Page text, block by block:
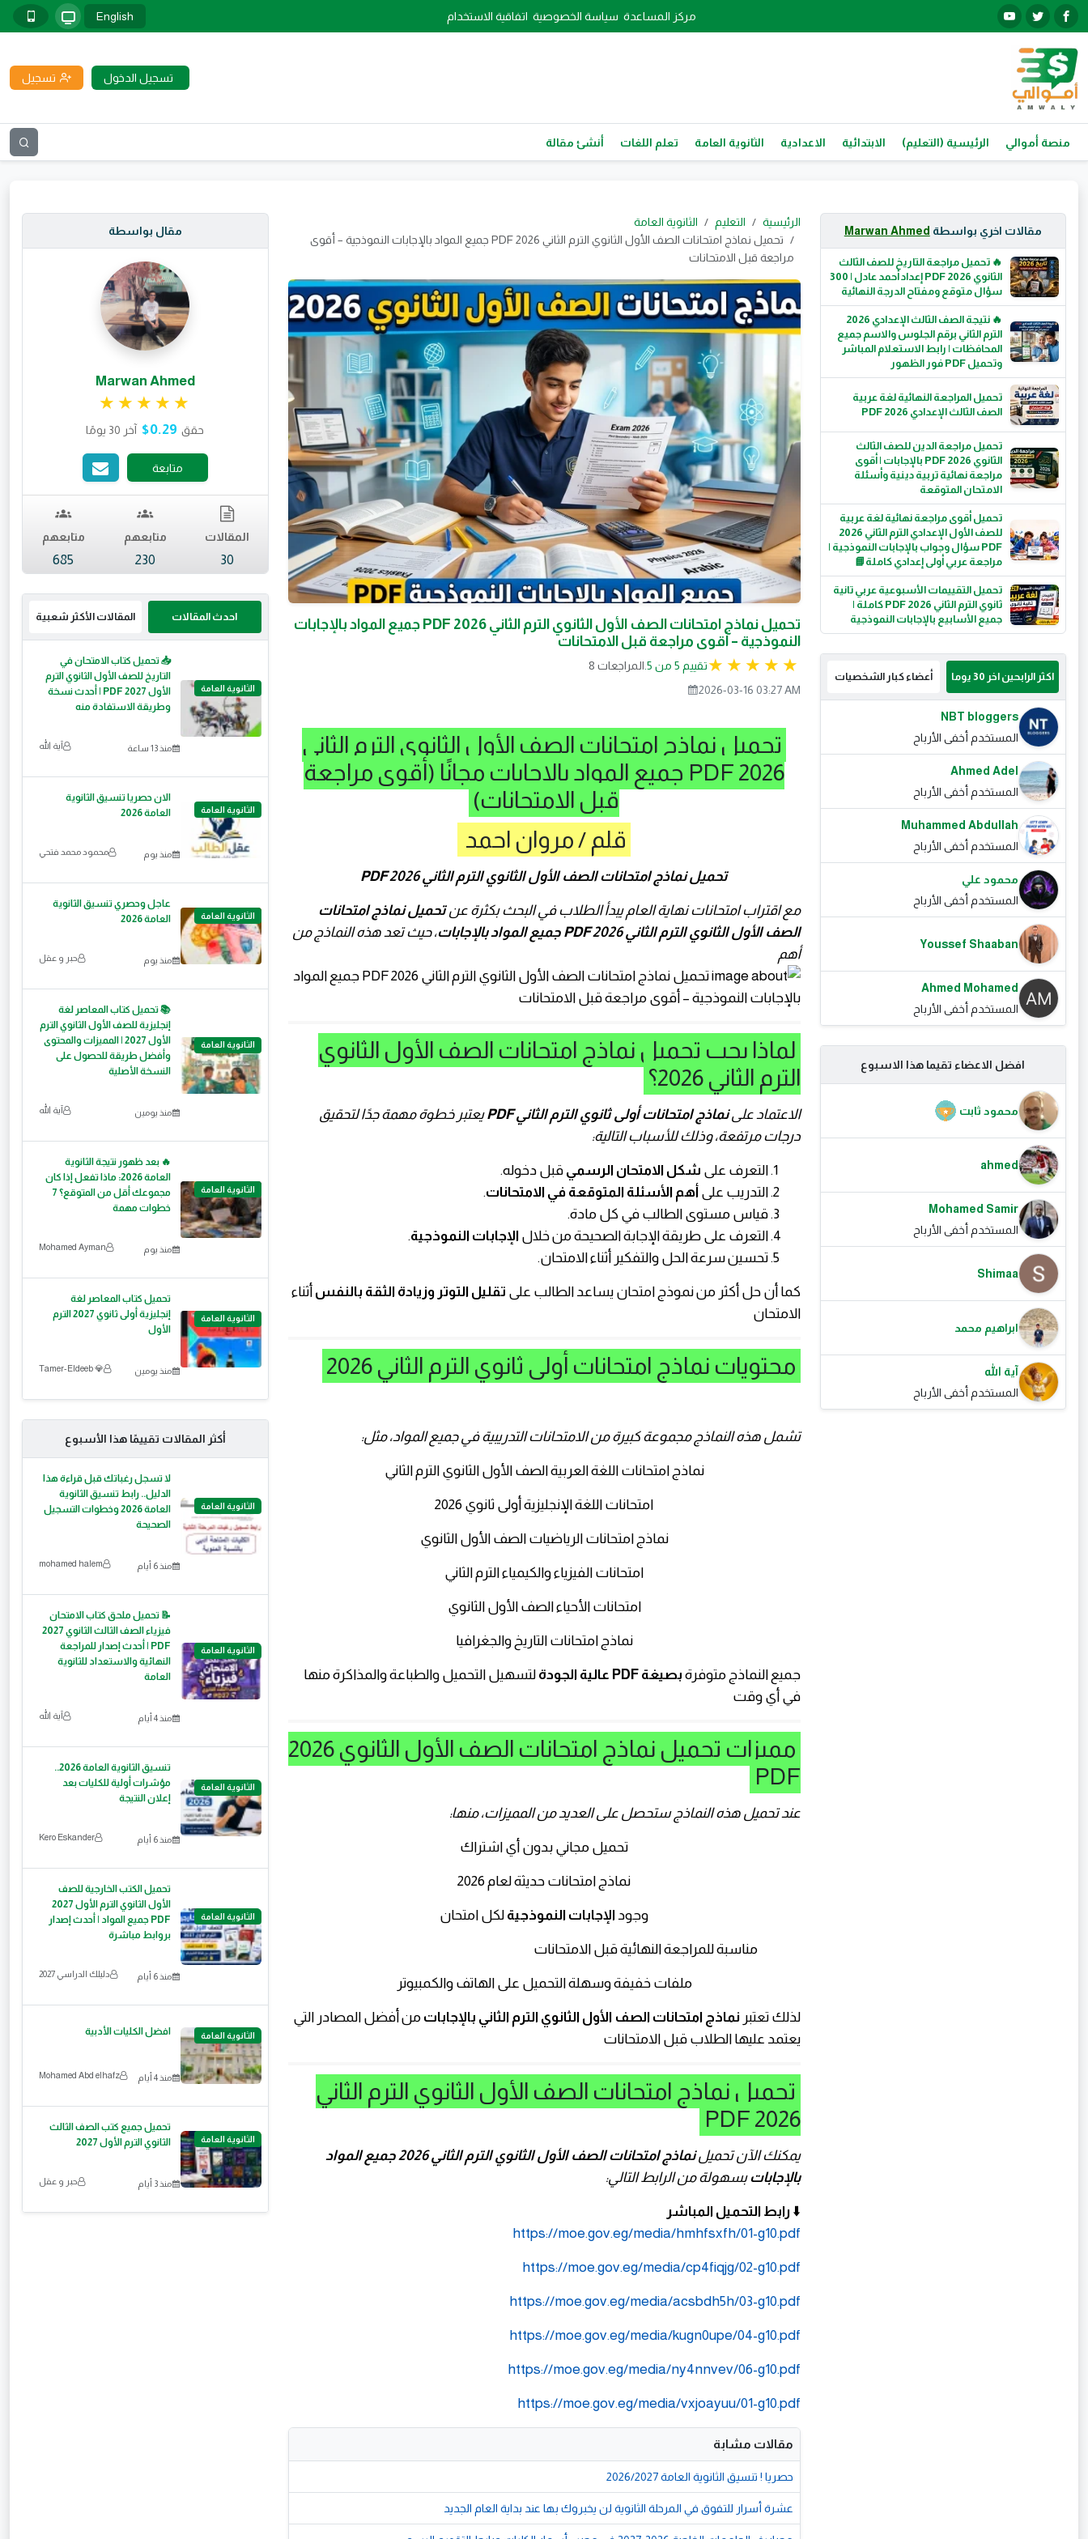
مركز المساعدة سياسة الخصوصية اتفاقية الاستخدام English
تسجيل الدخول تسجيل
منصة أموالي الرئيسية (التعليم) الابتدائية الاعدادية الثانوية العامة تعلم اللغات أنشئ مقالة
مقالات اخري بواسطة Marwan Ahmed
🔥 تحميل مراجعة التاريخ للصف الثالث
الثانوي 2026 PDF إعداد أحمد عادل | 300
سؤال متوقع ومفتاح الدرجة النهائية
🔥 نتيجة الصف الثالث الإعدادي 2026
الترم الثاني برقم الجلوس والاسم جميع
المحافظات | رابط الاستعلام المباشر
وتحميل PDF فور الظهور
تحميل المراجعة النهائية لغة عربية
الصف الثالث الإعدادي 2026 PDF
تحميل مراجعة الدين للصف الثالث
الثانوي 2026 PDF بالإجابات | أقوى
مراجعة نهائية تربية دينية وأسئلة
الامتحان المتوقعة
تحميل أقوى مراجعة نهائية لغة عربية
للصف الأول الإعدادي الترم الثاني 2026
PDF سؤال وجواب بالإجابات النموذجية |
مراجعة عربي أولى إعدادي كاملة📘
تحميل التقييمات الأسبوعية عربي تانية
ثانوي الترم الثاني 2026 PDF كاملة |
جميع الأسابيع بالإجابات النموذجية
اكثر الرابحين اخر 30 يوما أعضاء كبار الشخصيات
NBT bloggers
المستخدم أخفى الأرباح
Ahmed Adel
المستخدم أخفى الأرباح
Muhammed Abdullah
المستخدم أخفى الأرباح
محمود علي
المستخدم أخفى الأرباح
Youssef Shaaban
Ahmed Mohamed
المستخدم أخفى الأرباح
افضل الاعضاء تقيما هذا الاسبوع
محمود ثابت
ahmed
Mohamed Samir
المستخدم أخفى الأرباح
Shimaa
ابراهيم محمد
آية الله
المستخدم أخفى الأرباح
الرئيسية التعليم
الثانوية العامة
تحميل نماذج امتحانات الصف الأول الثانوي الترم الثاني 2026 PDF جميع المواد بالإجابات النموذجية – أقوى
مراجعة قبل الامتحانات
تحميل نماذج امتحانات الصف الأول الثانوي الترم الثاني 2026 PDF جميع المواد بالإجابات
النموذجية – أقوى مراجعة قبل الامتحانات
تقييم 5 من 5.
8 المراجعات
2026-03-16 03:27 AM
تحميل نماذج امتحانات الصف الأول الثانوي الترم الثاني
2026 PDF جميع المواد بالإجابات مجانًا (أقوى مراجعة
قبل الامتحانات)
قلم / مروان احمد
تحميل نماذج امتحانات الصف الأول الثانوي الترم الثاني 2026 PDF
مع اقتراب امتحانات نهاية العام يبدأ الطلاب في البحث بكثرة عنتحميل نماذج امتحانات
الصف الأول الثانوي الترم الثاني 2026 PDF جميع المواد بالإجابات
، حيث تعد هذه النماذج من
أهم
لماذا يجب تحميل نماذج امتحانات الصف الأول الثانوي
الترم الثاني 2026؟
الاعتماد علىنماذج امتحانات أولى ثانوي الترم الثاني PDF
يعتبر خطوة مهمة جدًا لتحقيق
درجات مرتفعة، وذلك للأسباب التالية:
التعرف على شكل الامتحان الرسمي قبل دخوله.
التدريب علىأهم الأسئلة المتوقعة في الامتحانات.
قياس مستوى الطالب في كل مادة.
التعرف على طريقة الإجابة الصحيحة من خلالالإجابات النموذجية.
تحسين سرعة الحل والتفكير أثناء الامتحان.
كما أن حل أكثر من نموذج امتحان يساعد الطالب على تقليل التوتر وزيادة الثقة بالنفس أثناء
الامتحان
محتويات نماذج امتحانات أولى ثانوي الترم الثاني 2026
تشمل هذه النماذج مجموعة كبيرة من الامتحانات التدريبية في جميع المواد، مثل:
نماذج امتحانات اللغة العربية الصف الأول الثانوي الترم الثاني
امتحانات اللغة الإنجليزية أولى ثانوي 2026
نماذج امتحانات الرياضيات الصف الأول الثانوي
امتحانات الفيزياء والكيمياء الترم الثاني
امتحانات الأحياء الصف الأول الثانوي
نماذج امتحانات التاريخ والجغرافيا
جميع النماذج متوفرة بصيغة PDF عالية الجودة
لتسهيل التحميل والطباعة والمذاكرة منها
في أي وقت
مميزات تحميل نماذج امتحانات الصف الأول الثانوي 2026
PDF
عند تحميل هذه النماذج ستحصل على العديد من المميزات، منها:
تحميل مجاني بدون أي اشتراك
نماذج امتحانات حديثة لعام 2026
وجود الإجابات النموذجية لكل امتحان
مناسبة للمراجعة النهائية قبل الامتحانات
ملفات خفيفة وسهلة التحميل على الهاتف والكمبيوتر
لذلك تعتبرنماذج امتحانات الصف الأول الثانوي الترم الثاني بالإجابات من أفضل المصادر التي
يعتمد عليها الطلاب قبل الامتحانات
تحميل نماذج امتحانات الصف الأول الثانوي الترم الثاني
2026 PDF
يمكنك الآن تحميل
نماذج امتحانات الصف الأول الثانوي الترم الثاني 2026 جميع المواد
بالإجاباتبسهولة من الرابط التالي:
⬇️رابط التحميل المباشر
https://moe.gov.eg/media/hmhfsxfh/01-g10.pdf
https://moe.gov.eg/media/cp4fiqjg/02-g10.pdf
https://moe.gov.eg/media/acsbdh5h/03-g10.pdf
https://moe.gov.eg/media/kugn0upe/04-g10.pdf
https://moe.gov.eg/media/ny4nnvev/06-g10.pdf
https://moe.gov.eg/media/vxjoayuu/01-g10.pdf
مقالات مشابة
حصريا ! تنسيق الثانوية العامة 2026/2027
عشرة أسرار للتفوق في المرحلة الثانوية لن يخبروك بها عند بداية العام الجديد
مقال بواسطة
Marwan Ahmed
تقييم 4.99 من 5.
حقق $0.29 آخر 30 يومًا
متابعة
المقالات
30
متابعهم
230
متابعهم
685
احدث المقالات المقالات الأكثر شعبية
الثانوية العامة
📥 تحميل كتاب الامتحان في
التاريخ للصف الأول الثانوي الترم
الأول 2027 PDF | أحدث نسخة
وطريقة الاستفادة منه
منذ 13 ساعة آية الله
الثانوية العامة
الان حصريا تنسيق الثانوية
العامة 2026
منذ يوم محمود محمد فتحي
الثانوية العامة
عاجل وحصري تنسيق الثانوية
العامة 2026
منذ يوم حبر و عقل
الثانوية العامة
📚 تحميل كتاب المعاصر لغة
إنجليزية للصف الأول الثانوي الترم
الأول 2027 | المميزات والمحتوى
وأفضل طريقة للحصول على
النسخة الأصلية
منذ يومين آية الله
الثانوية العامة
🔥 بعد ظهور نتيجة الثانوية
العامة 2026: ماذا تفعل إذا كان
مجموعك أقل من المتوقع؟ 7
خطوات مهمة
منذ يوم Mohamed Ayman
الثانوية العامة
تحميل كتاب المعاصر لغة
إنجليزية أولى ثانوي 2027 الترم
الأول
منذ يومين 💎 Tamer-Eldeeb
أكثر المقالات تقييمًا هذا الأسبوع
الثانوية العامة
لا تسجل رغباتك قبل قراءة هذا
الدليل.. رابط تنسيق الثانوية
العامة 2026 وخطوات التسجيل
الصحيحة
منذ 6 أيام mohamed halem
الثانوية العامة
📝 تحميل ملحق كتاب الامتحان
فيزياء الصف الثالث الثانوي 2027
PDF | أحدث إصدار للمراجعة
النهائية والاستعداد للثانوية
العامة
منذ 4 أيام آية الله
الثانوية العامة
تنسيق الثانوية العامة 2026..
مؤشرات أولية للكليات بعد
إعلان النتيجة
منذ 6 أيام Kero Eskander
الثانوية العامة
تحميل الكتب الخارجية للصف
الأول الثانوي الترم الأول 2027
PDF جميع المواد | أحدث إصدار
بروابط مباشرة
منذ 6 أيام دليلك الدراسي 2027
الثانوية العامة افضل الكليات الأدبية
منذ 4 أيام Mohamed Abd elhafz
الثانوية العامة
تحميل جميع كتب الصف الثالث
الثانوي الترم الأول 2027
منذ 3 أيام حبر و عقل